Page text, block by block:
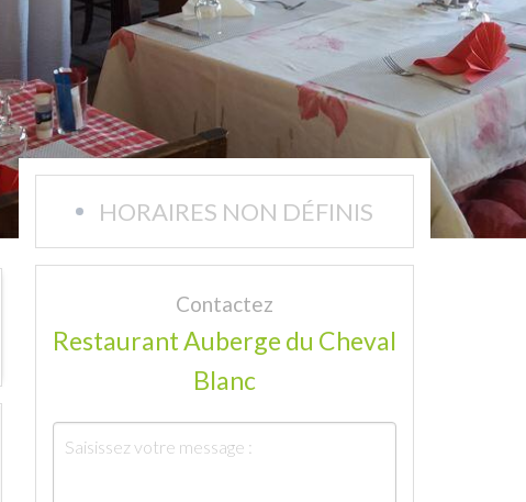
HORAIRES NON DÉFINIS
Contactez
Restaurant Auberge du Cheval
Blanc